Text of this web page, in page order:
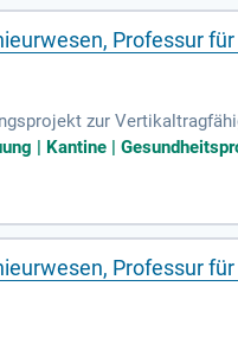
Professur
zur
Tätigkeitsschwerpunkte
die Planung und
| Kantine |
Professur